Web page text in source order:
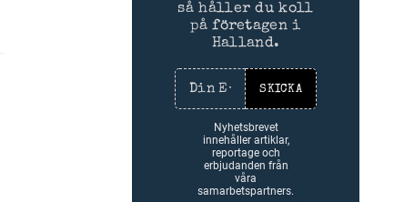
så håller du koll
på företagen i
Halland.
SKICKA
Nyhetsbrevet
innehåller artiklar,
reportage och
erbjudanden från
våra
samarbetspartners.